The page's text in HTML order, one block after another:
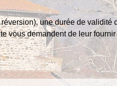
une durée de validité
vous demandent de leur